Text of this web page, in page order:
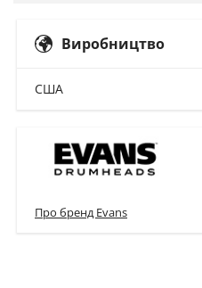
Виробництво
США
Про бренд Evans